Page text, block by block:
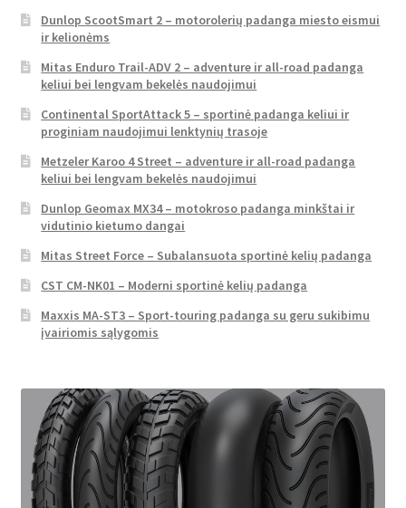
Dunlop ScootSmart 2 – motorolerių padanga miesto eismui
ir kelionėms
Mitas Enduro Trail-ADV 2 – adventure ir all-road padanga
keliui bei lengvam bekelės naudojimui
Continental SportAttack 5 – sportinė padanga keliui ir
proginiam naudojimui lenktynių trasoje
Metzeler Karoo 4 Street – adventure ir all-road padanga
keliui bei lengvam bekelės naudojimui
Dunlop Geomax MX34 – motokroso padanga minkštai ir
vidutinio kietumo dangai
Mitas Street Force – Subalansuota sportinė kelių padanga
CST CM-NK01 – Moderni sportinė kelių padanga
Maxxis MA-ST3 – Sport-touring padanga su geru sukibimu
įvairiomis sąlygomis